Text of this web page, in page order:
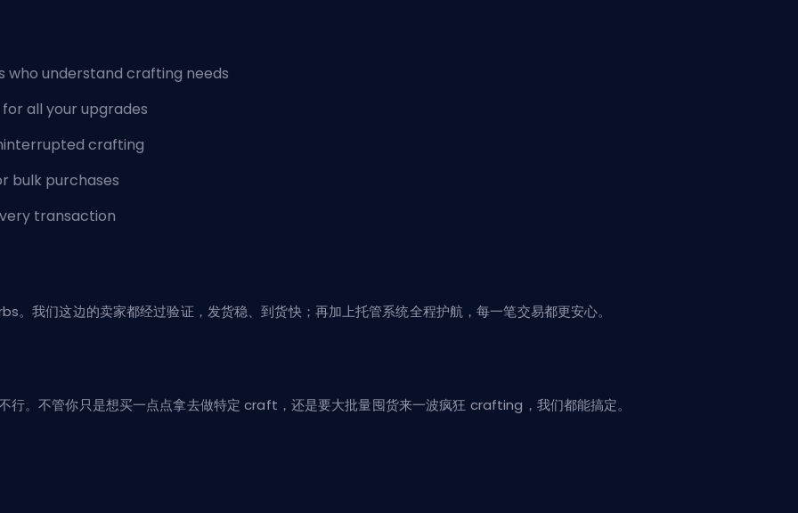
who understand crafting needs
all your upgrades
crafting
bulk purchases
transaction
。我们这边的卖家都经过验证，发货稳、到货快；再加上托管系统全程护航，每一笔交易都更安心。
行。不管你只是想买一点点拿去做特定 craft，还是要大批量囤货来一波疯狂 crafting，我们都能搞定。